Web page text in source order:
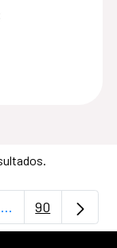
TAB para
...PáginasPágina
90